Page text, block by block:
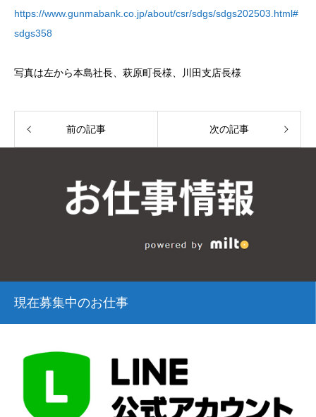
https://www.gunmabank.co.jp/about/csr/sdgs/sdgs202503.html#
sdgs358
写真は左から本島社長、萩原町長様、川田支店長様
前の記事 次の記事
現在募集中のお仕事